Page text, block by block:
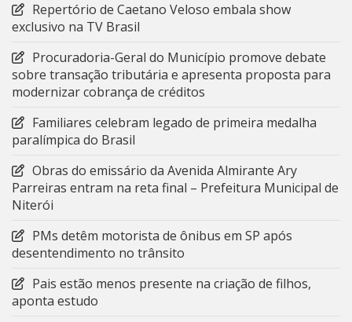
Repertório de Caetano Veloso embala show
exclusivo na TV Brasil
Procuradoria-Geral do Município promove debate
sobre transação tributária e apresenta proposta para
modernizar cobrança de créditos
Familiares celebram legado de primeira medalha
paralímpica do Brasil
Obras do emissário da Avenida Almirante Ary
Parreiras entram na reta final – Prefeitura Municipal de
Niterói
PMs detêm motorista de ônibus em SP após
desentendimento no trânsito
Pais estão menos presente na criação de filhos,
aponta estudo